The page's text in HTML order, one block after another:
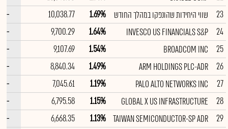
23
שווי היחידות שהונפקו במהלך החודש 1.69%
10,038.77
--
24
INVESCO US FINANCIALS S&P
1.64%
9,700.29
--
25
BROADCOM INC
1.54%
9,107.69
--
26
ARM HOLDINGS PLC-ADR
1.49%
8,840.34
--
27
PALO ALTO NETWORKS INC
1.19%
7,045.61
--
28
GLOBAL X US INFRASTRUCTURE
1.15%
6,795.58
--
29
TAIWAN SEMICONDUCTOR-SP ADR
1.13%
6,668.35
--